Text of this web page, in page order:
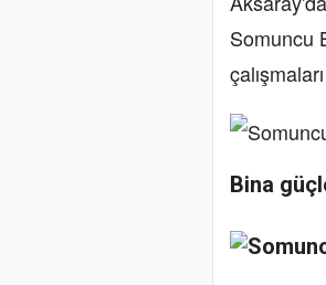
Somuncu
Bina